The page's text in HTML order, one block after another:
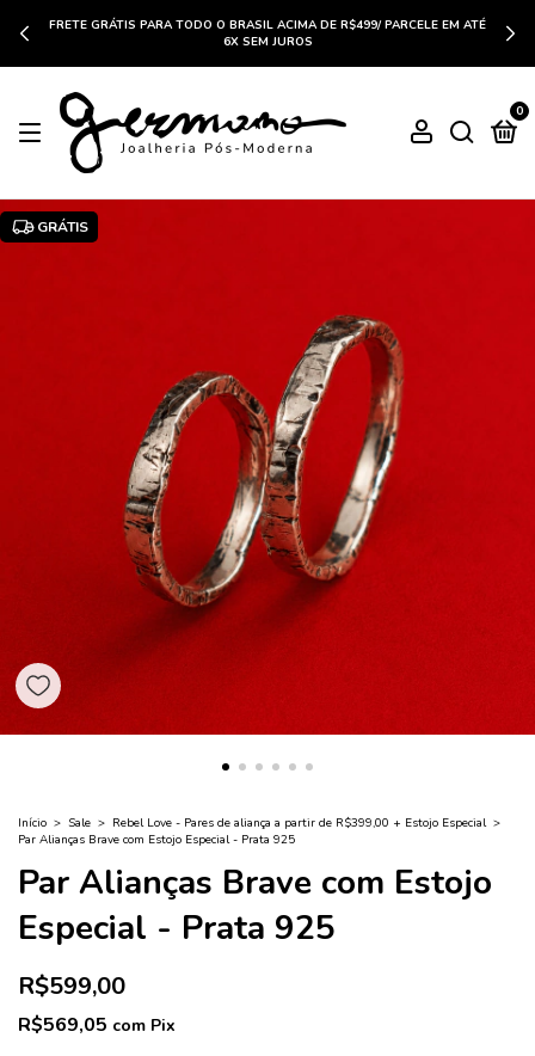
FRETE GRÁTIS PARA TODO O BRASIL ACIMA DE R$499/ PARCELE EM ATÉ
6X SEM JUROS
0
GRÁTIS
Início > Sale > Rebel Love - Pares de aliança a partir de R$399,00 + Estojo Especial >
Par Alianças Brave com Estojo Especial - Prata 925
Par Alianças Brave com Estojo
Especial - Prata 925
R$599,00
R$569,05 com Pix